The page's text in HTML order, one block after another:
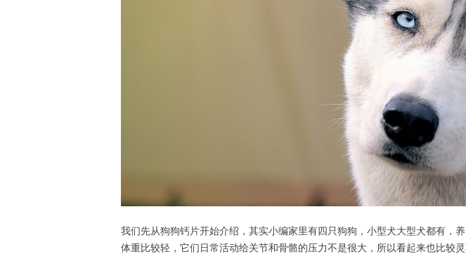
我们先从狗狗钙片开始介绍，其实小编家里有四只狗狗，小型犬大型犬都有，
体重比较轻，它们日常活动给关节和骨骼的压力不是很大，所以看起来也比较